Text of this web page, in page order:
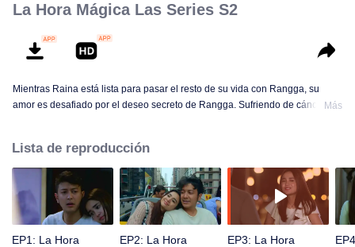
La Hora Mágica Las Series S2
Mientras Raina está lista para pasar el resto de su vida con Rangga, su
amor es desafiado por el deseo secreto de Rangga. Sufriendo de cáncer y
Yakarta, Nueva York y Bali? ¿Encontrará Raina finalmente una hora mágica
más en su vida?
Más
Lista de reproducción
EP1: La Hora
EP2: La Hora
EP3: La Hora